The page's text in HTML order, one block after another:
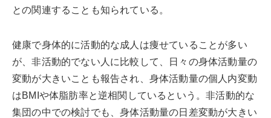
との関連することも知られている。
健康で身体的に活動的な成人は痩せていることが多い
が、非活動的でない人に比較して、日々の身体活動量の
変動が大きいことも報告され、身体活動量の個人内変動
はBMIや体脂肪率と逆相関しているという。非活動的な
集団の中での検討でも、身体活動量の日差変動が大きい